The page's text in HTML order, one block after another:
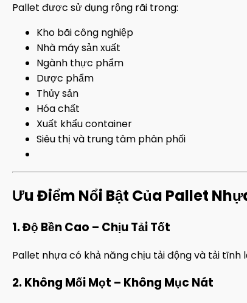
Pallet được sử dụng rộng rãi trong:
Kho bãi công nghiệp
Nhà máy sản xuất
Ngành thực phẩm
Dược phẩm
Thủy sản
Hóa chất
Xuất khẩu container
Siêu thị và trung tâm phân phối
Ưu Điểm Nổi Bật Của Pallet
1. Độ Bền Cao – Chịu Tải Tốt
Pallet nhựa có khả năng chịu tải động và tải tĩnh
2. Không Mối Mọt – Không Mục Nát